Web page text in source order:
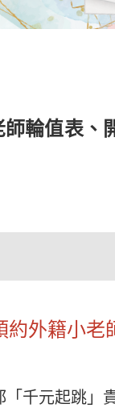
師輪值表、
外籍小老
「千元起跳」